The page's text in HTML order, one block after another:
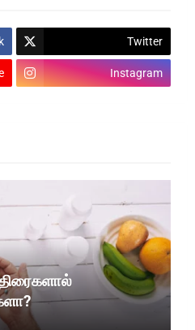
Twitter
Instagram